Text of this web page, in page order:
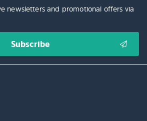
newsletters and promotional offers via